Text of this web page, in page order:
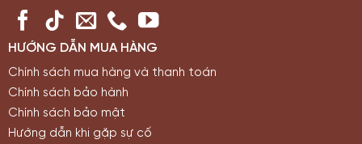
HƯỚNG DẪN MUA HÀNG
Chính sách mua hàng và thanh toán
Chính sách bảo hành
Chính sách bảo mật
Hướng dẫn khi gặp sự cố